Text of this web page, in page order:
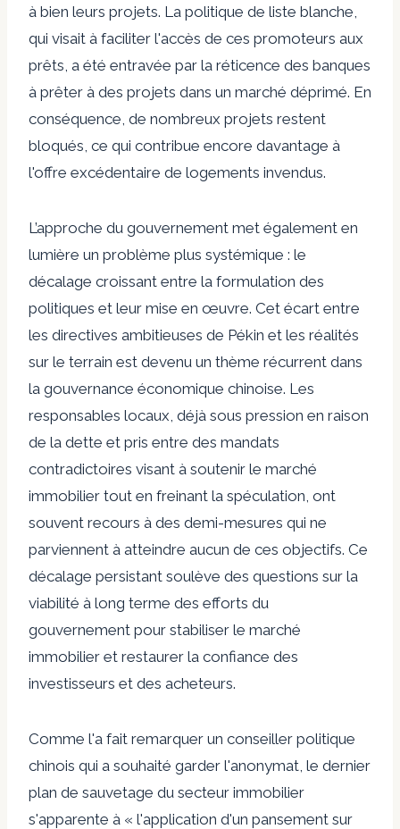
à bien leurs projets. La politique de liste blanche,
qui visait à faciliter l'accès de ces promoteurs aux
prêts, a été entravée par la réticence des banques
à prêter à des projets dans un marché déprimé. En
conséquence, de nombreux projets restent
bloqués, ce qui contribue encore davantage à
l'offre excédentaire de logements invendus.
L’approche du gouvernement met également en
lumière un problème plus systémique : le
décalage croissant entre la formulation des
politiques et leur mise en œuvre. Cet écart entre
les directives ambitieuses de Pékin et les réalités
sur le terrain est devenu un thème récurrent dans
la gouvernance économique chinoise. Les
responsables locaux, déjà sous pression en raison
de la dette et pris entre des mandats
contradictoires visant à soutenir le marché
immobilier tout en freinant la spéculation, ont
souvent recours à des demi-mesures qui ne
parviennent à atteindre aucun de ces objectifs. Ce
décalage persistant soulève des questions sur la
viabilité à long terme des efforts du
gouvernement pour stabiliser le marché
immobilier et restaurer la confiance des
investisseurs et des acheteurs.
Comme l'a fait remarquer un conseiller politique
chinois qui a souhaité garder l'anonymat, le dernier
plan de sauvetage du secteur immobilier
s'apparente à « l'application d'un pansement sur